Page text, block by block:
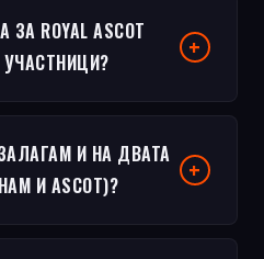
ROYAL ASCOT
И НА ДВАТА
И ASCOT)?